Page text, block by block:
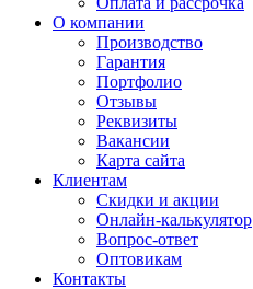
О компании
Производство
Гарантия
Портфолио
Отзывы
Реквизиты
Вакансии
Карта сайта
Клиентам
Скидки и акции
Онлайн-калькулятор
Вопрос-ответ
Оптовикам
Контакты